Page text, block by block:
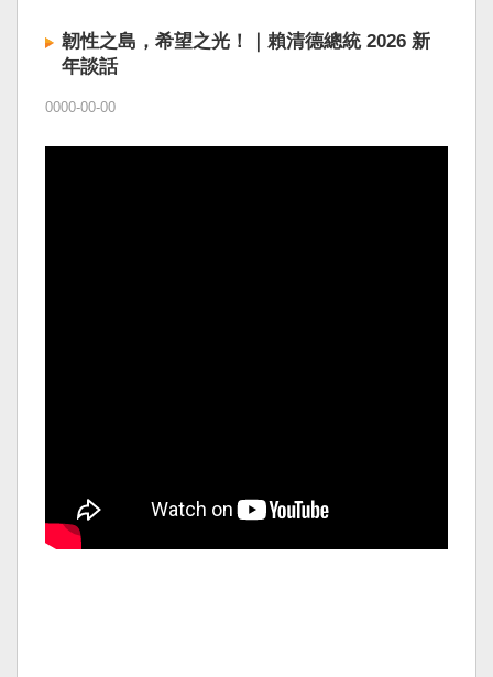
韌性之島，希望之光！｜賴清德總統 2026 新
年談話
0000-00-00